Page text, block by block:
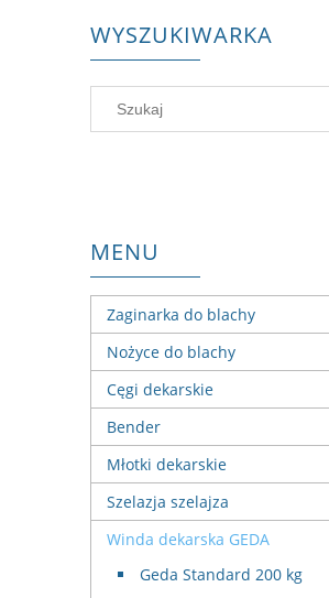
WYSZUKIWARKA
MENU
Zaginarka do blachy
Nożyce do blachy
Cęgi dekarskie
Bender
Młotki dekarskie
Szelazja szelajza
Winda dekarska GEDA
Geda Standard 200 kg